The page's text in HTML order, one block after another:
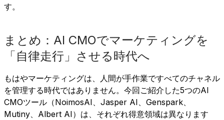
す。
まとめ：AI CMOでマーケティングを
「自律走行」させる時代へ
もはやマーケティングは、人間が手作業ですべてのチャネル
を管理する時代ではありません。今回ご紹介した5つのAI
CMOツール（NoimosAI、Jasper AI、Genspark、
Mutiny、Albert AI）は、それぞれ得意領域は異なります